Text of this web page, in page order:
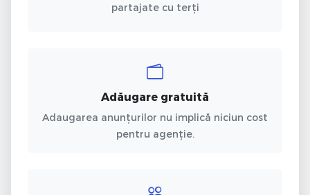
partajate cu terți
Adăugare gratuită
Adaugarea anunțurilor nu implică niciun cost
pentru agenție.